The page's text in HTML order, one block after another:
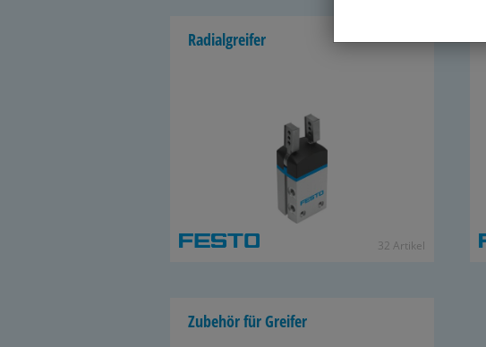
Ra­di­al­g­rei­fer
32 Ar­ti­kel
Zu­be­hör für Grei­fer